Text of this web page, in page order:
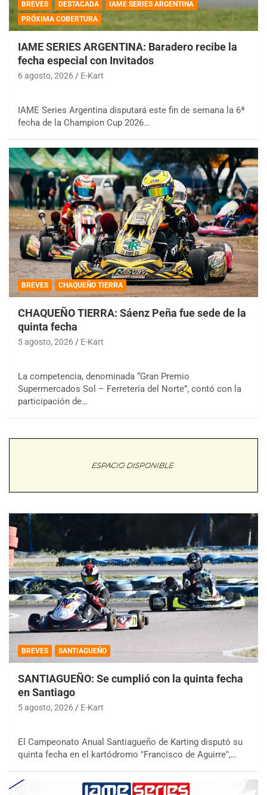
BREVES DESTACADA
IAME SERIES ARGENTINA
PRÓXIMA COBERTURA
IAME SERIES ARGENTINA: Baradero recibe la
fecha especial con Invitados
6 agosto, 2026 E-Kart
IAME Series Argentina disputará este fin de semana la 6ª
fecha de la Champion Cup 2026…
BREVES CHAQUEÑO TIERRA
CHAQUEÑO TIERRA: Sáenz Peña fue sede de la
quinta fecha
5 agosto, 2026 E-Kart
La competencia, denominada “Gran Premio
Supermercados Sol – Ferretería del Norte”, contó con la
participación de…
BREVES SANTIAGUEÑO
SANTIAGUEÑO: Se cumplió con la quinta fecha
en Santiago
5 agosto, 2026 E-Kart
El Campeonato Anual Santiagueño de Karting disputó su
quinta fecha en el kartódromo "Francisco de Aguirre",…